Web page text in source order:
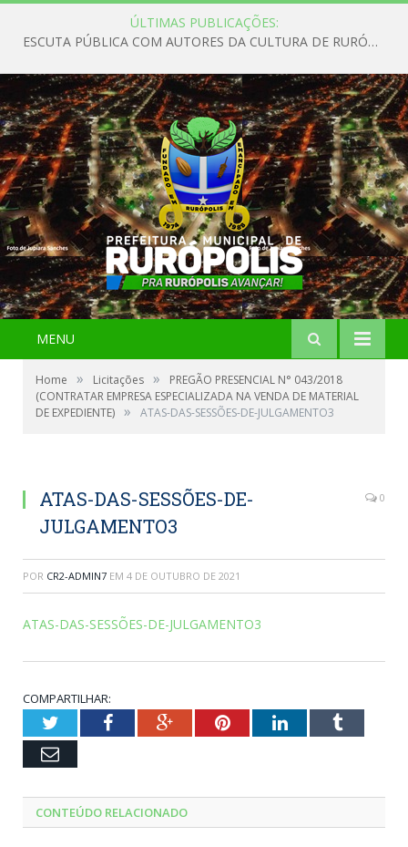
ÚLTIMAS PUBLICAÇÕES:
ESCUTA PÚBLICA COM AUTORES DA CULTURA DE RURÓPOLIS
MENU
Home » Licitações »
PREGÃO PRESENCIAL N° 043/2018
(CONTRATAR EMPRESA ESPECIALIZADA NA VENDA DE MATERIAL
DE EXPEDIENTE) » ATAS-DAS-SESSÕES-DE-JULGAMENTO3
ATAS-DAS-SESSÕES-DE-
JULGAMENTO3
0
POR CR2-ADMIN7 EM 4 DE OUTUBRO DE 2021
ATAS-DAS-SESSÕES-DE-JULGAMENTO3
COMPARTILHAR:
TwitterFacebookGoogle+PinterestLinkedInTumblr
Email
CONTEÚDO RELACIONADO